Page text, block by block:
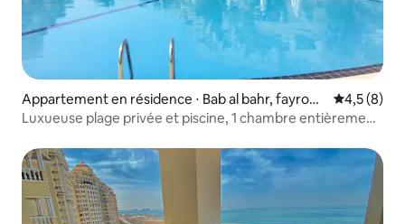
Appartement en résidence ⋅ Bab al bahr, fayrouz
building, marjan Island,
Évaluation
4,5 (8)
Luxueuse plage privée et piscine, 1 chambre entièrement